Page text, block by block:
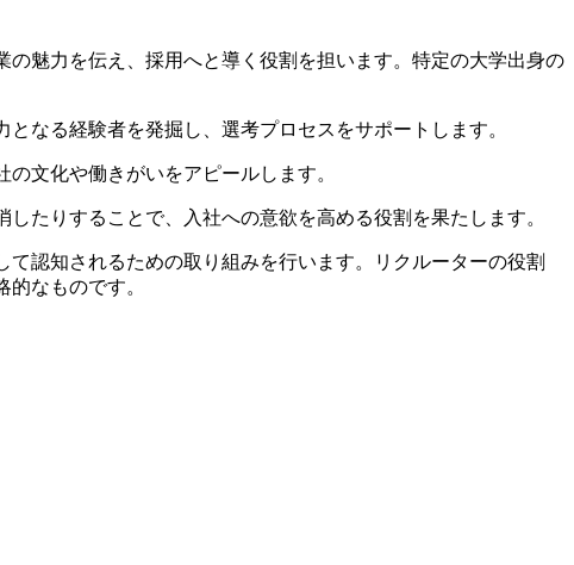
魅力を伝え、採用へと導く役割を担います。特定の大学出身の
なる経験者を発掘し、選考プロセスをサポートします。
文化や働きがいをアピールします。
たりすることで、入社への意欲を高める役割を果たします。
認知されるための取り組みを行います。リクルーターの役割
なものです。